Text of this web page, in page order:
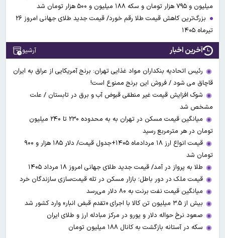
میلیون و ۷۹۵ هزار تومان و سکه ۱۸۸ میلیون و ۵۰۰ هزار تومان شد
بزرگ‌ترین کاهش قیمت طلا رقم خورد/ قیمت جدید طلای جهانی امروز ۲۶
تیرماه ۱۴۰۵
آخرین اخبار آرشیو
رئیس اتحادیه بنکداران مواد غذایی تهران: برنج آمریکایی از عراق به ایران
قاچاق می شود / فروش این برنج ممنوع است!
شوک افزایش قیمت غیر منطقی قبوض آب و برق در تابستان / علت
مشخص شد
میانگین قیمت مسکن در تهران به به محدوده ۲۳۰ تا ۲۴۰ میلیون
تومان در هر مترمربع رسید
قیمت انواع ارز ۱۸ مردادماه ۱۴۰۵+جدول قیمت/ دلار ۱۸۵ هزار و ۹۰۰
تومان شد
طلا به پرواز در آمد/ قیمت جدید طلای جهانی امروز ۱۸ مرداد ۱۴۰۵
قیمت ملک در دور باطل؛ بازار مسکن در تله قیمت‌سازی سازندگان خرد
میانگین قیمت نفت برنت به ۸۰ دلار می‌رسد
بیش از ۳.۵ میلیون تن کالا با اجرای «تقدم قبض انبار» وارد کشور شد
صعود نرخ حواله دلار و یورو در مرکز مبادله ارز و طلای ایران
سکه در آستانه بازگشت به کانال ۱۸۸ میلیون تومان